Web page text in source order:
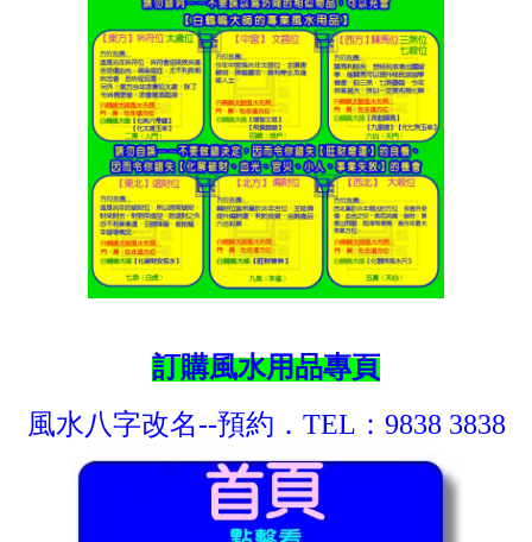
訂購風水用品專頁
風水八字改名--預約．TEL：9838 3838